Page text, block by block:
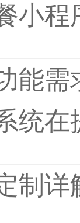
小
能
统
制